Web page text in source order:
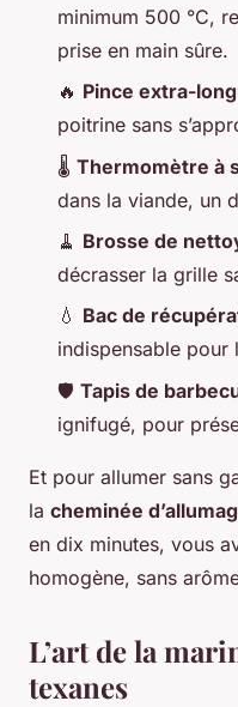
minimum 500 °C,
prise en main sûre.
🔥 Pince extra-
poitrine sans
🌡️ Thermomètre à
dans la viande, un
🧹 Brosse de
décrasser la grille
💧 Bac de
indispensable pour
🛡️ Tapis de
ignifugé, pour
Et pour allumer sans
la cheminée
en dix minutes, vous
homogène, sans
L’art de la
texanes